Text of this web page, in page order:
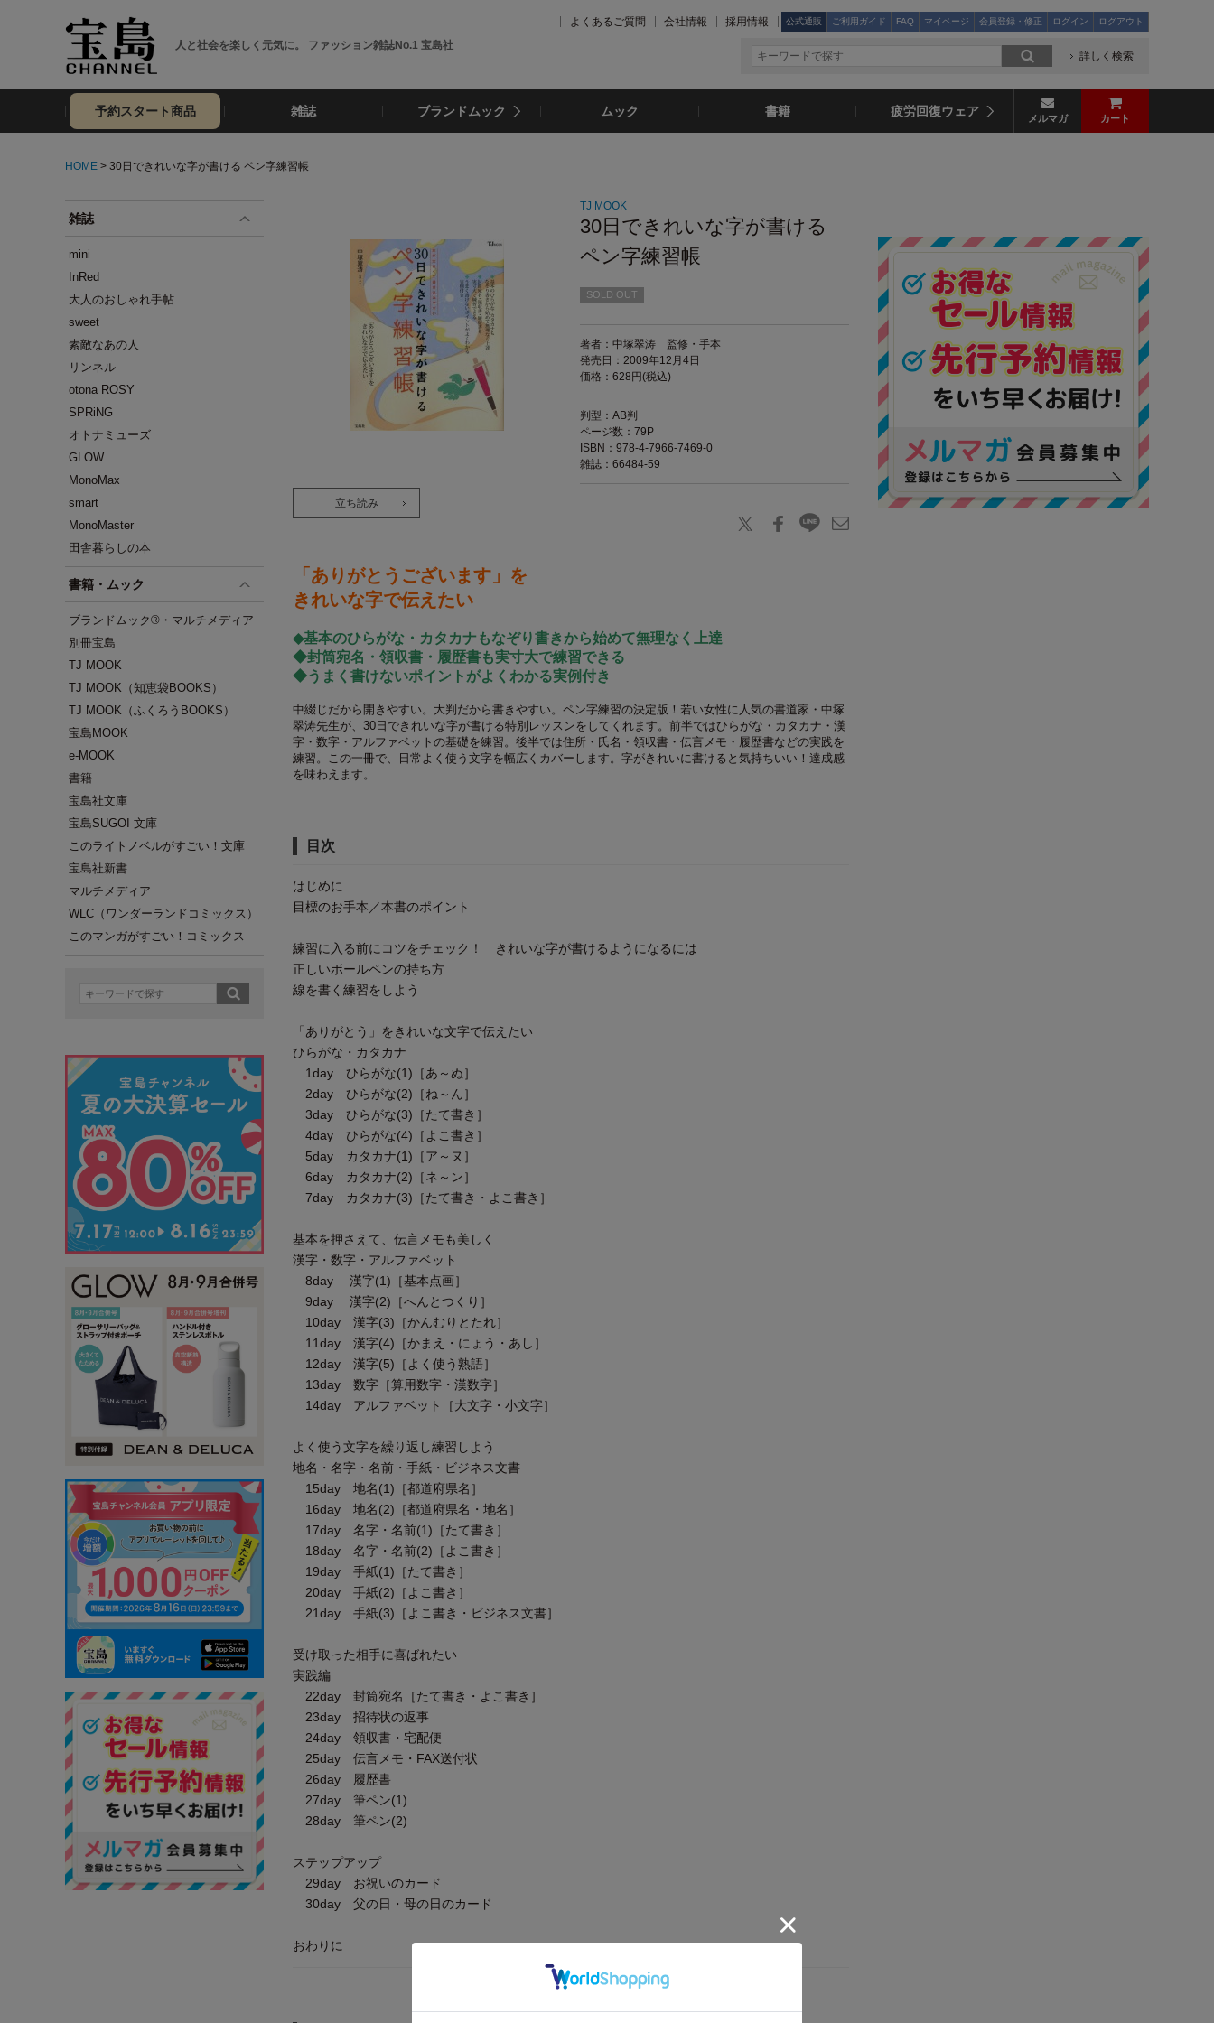
人と社会を楽しく元気に。 ファッション雑誌No.1 宝島社
よくあるご質問 会社情報 採用情報 公式通販 ご利用ガイド FAQ マイページ 会員登録・修正 ログイン ログアウト
詳しく検索
予約スタート商品 雑誌 ブランドムック ムック 書籍 疲労回復ウェア メルマガ カート
HOME > 30日できれいな字が書ける ペン字練習帳
雑誌
mini
InRed
大人のおしゃれ手帖
sweet
素敵なあの人
リンネル
otona ROSY
SPRiNG
オトナミューズ
GLOW
MonoMax
smart
MonoMaster
田舎暮らしの本
書籍・ムック
ブランドムック®・マルチメディア
別冊宝島
TJ MOOK
TJ MOOK（知恵袋BOOKS）
TJ MOOK（ふくろうBOOKS）
宝島MOOK
e-MOOK
書籍
宝島社文庫
宝島SUGOI 文庫
このライトノベルがすごい！文庫
宝島社新書
マルチメディア
WLC（ワンダーランドコミックス）
このマンガがすごい！コミックス
立ち読み
TJ MOOK
30日できれいな字が書ける
ペン字練習帳
SOLD OUT
著者：中塚翠涛 監修・手本
発売日：2009年12月4日
価格：628円(税込)
判型：AB判
ページ数：79P
ISBN：978-4-7966-7469-0
雑誌：66484-59
「ありがとうございます」を
きれいな字で伝えたい
◆基本のひらがな・カタカナもなぞり書きから始めて無理なく上達
◆封筒宛名・領収書・履歴書も実寸大で練習できる
◆うまく書けないポイントがよくわかる実例付き
中綴じだから開きやすい。大判だから書きやすい。ペン字練習の決定版！若い女性に人気の書道家・中塚
翠涛先生が、30日できれいな字が書ける特別レッスンをしてくれます。前半ではひらがな・カタカナ・漢
字・数字・アルファベットの基礎を練習。後半では住所・氏名・領収書・伝言メモ・履歴書などの実践を
練習。この一冊で、日常よく使う文字を幅広くカバーします。字がきれいに書けると気持ちいい！達成感
を味わえます。
目次
はじめに
目標のお手本／本書のポイント
練習に入る前にコツをチェック！ きれいな字が書けるようになるには
正しいボールペンの持ち方
線を書く練習をしよう
「ありがとう」をきれいな文字で伝えたい
ひらがな・カタカナ
1day ひらがな(1)［あ～ぬ］
2day ひらがな(2)［ね～ん］
3day ひらがな(3)［たて書き］
4day ひらがな(4)［よこ書き］
5day カタカナ(1)［ア～ヌ］
6day カタカナ(2)［ネ～ン］
7day カタカナ(3)［たて書き・よこ書き］
基本を押さえて、伝言メモも美しく
漢字・数字・アルファベット
8day 漢字(1)［基本点画］
9day 漢字(2)［へんとつくり］
10day 漢字(3)［かんむりとたれ］
11day 漢字(4)［かまえ・にょう・あし］
12day 漢字(5)［よく使う熟語］
13day 数字［算用数字・漢数字］
14day アルファベット［大文字・小文字］
よく使う文字を繰り返し練習しよう
地名・名字・名前・手紙・ビジネス文書
15day 地名(1)［都道府県名］
16day 地名(2)［都道府県名・地名］
17day 名字・名前(1)［たて書き］
18day 名字・名前(2)［よこ書き］
19day 手紙(1)［たて書き］
20day 手紙(2)［よこ書き］
21day 手紙(3)［よこ書き・ビジネス文書］
受け取った相手に喜ばれたい
実践編
22day 封筒宛名［たて書き・よこ書き］
23day 招待状の返事
24day 領収書・宅配便
25day 伝言メモ・FAX送付状
26day 履歴書
27day 筆ペン(1)
28day 筆ペン(2)
ステップアップ
29day お祝いのカード
30day 父の日・母の日のカード
おわりに